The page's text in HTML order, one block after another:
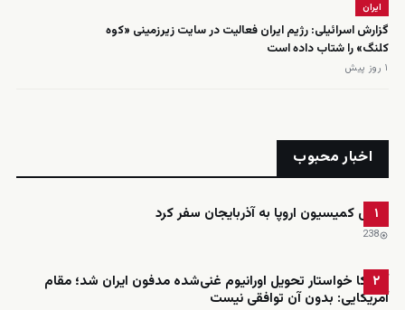
ایران
گزارش اسرائیلی: رژیم ایران فعالیت در سایت زیرزمینی «کوه
کلنگ» را شتاب داده است
۱ روز پیش
اخبار محبوب
۱
رئیس کمیسیون اروپا به آذربایجان سفر کرد
238
۲
آمریکا خواستار تحویل اورانیوم غنی‌شده مدفون ایران شد؛ مقام
آمریکایی: بدون آن توافقی نیست